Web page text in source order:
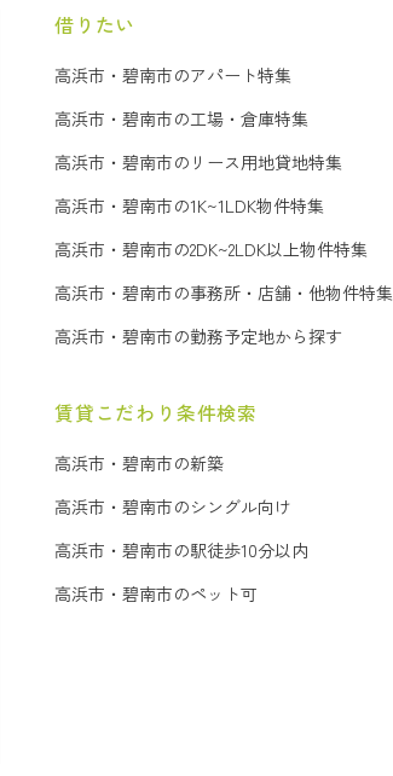
借りたい
高浜市・碧南市のアパート特集
高浜市・碧南市の工場・倉庫特集
高浜市・碧南市のリース用地貸地特集
高浜市・碧南市の1K~1LDK物件特集
高浜市・碧南市の2DK~2LDK以上物件特集
高浜市・碧南市の事務所・店舗・他物件特集
高浜市・碧南市の勤務予定地から探す
賃貸こだわり条件検索
高浜市・碧南市の新築
高浜市・碧南市のシングル向け
高浜市・碧南市の駅徒歩10分以内
高浜市・碧南市のペット可